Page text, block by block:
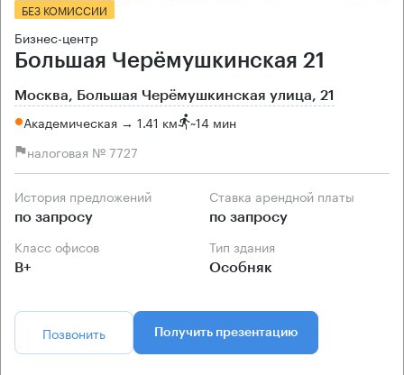
БЕЗ КОМИССИИ
Бизнес-центр
Большая Черёмушкинская 21
Москва, Большая Черёмушкинская улица, 21
Академическая → 1.41 км ~14 мин
налоговая № 7727
История предложений
по запросу
Ставка арендной платы
по запросу
Класс офисов
B+
Тип здания
Особняк
Позвонить Получить презентацию